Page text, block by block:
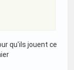
qu'ils jouent ce